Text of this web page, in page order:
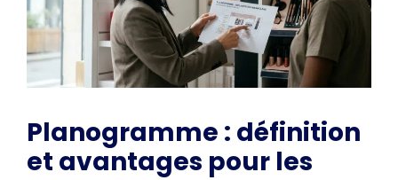
Planogramme : définition
et avantages pour les